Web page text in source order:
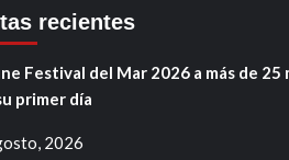
recientes
Festival del Mar 2026 a más de 25
primer día
2026